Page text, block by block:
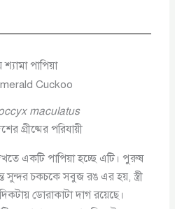
পাপিয়া
Cuckoo
maculatus
গ্রীষ্মের পরিযায়ী
একটি পাপিয়া হচ্ছে এটি। পুরুষ
সুন্দর চকচকে সবুজ রঙ এর হয়, স্ত্রী
ডোরাকাটা দাগ রয়েছে।